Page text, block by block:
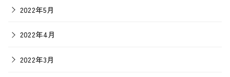
2022年5月
2022年4月
2022年3月